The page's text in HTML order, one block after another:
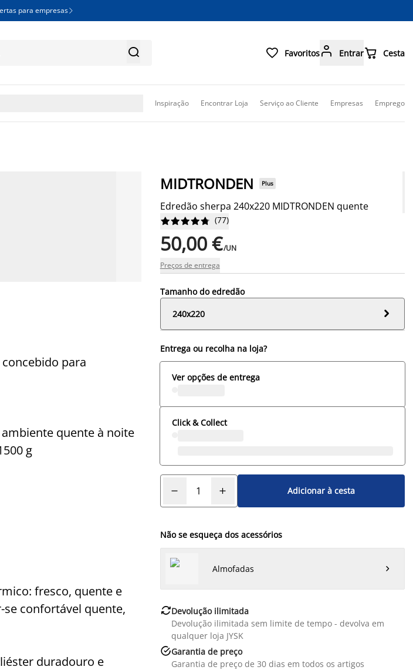
para empresas 
  Favoritos Entrar Cesta
Inspiração Encontrar Loja Serviço ao Cliente Empresas Emprego
para
quente à noite
g
fresco, quente e
confortável quente,
duradouro e
MIDTRONDEN Plus
Edredão sherpa 240x220 MIDTRONDEN quente





 (77)
50,00 €/UN
Preços de entrega
Tamanho do edredão
240x220

Entrega ou recolha na loja?
Ver opções de entrega
Click & Collect
Adicionar à cesta
Não se esqueça dos acessórios
Almofadas 
Devolução ilimitada
Devolução ilimitada sem limite de tempo - devolva em
qualquer loja JYSK
Garantia de preço
Garantia de preço de 30 dias em todos os artigos